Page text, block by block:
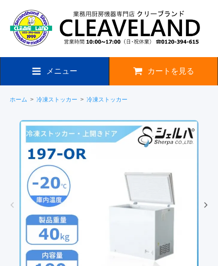
メニュー カートを見る
ホーム > 冷凍ストッカー > 冷凍ストッカー